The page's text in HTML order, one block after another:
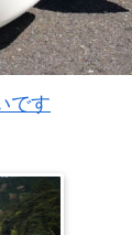
です